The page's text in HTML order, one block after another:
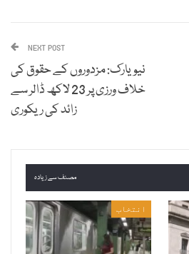
NEXT POST
نیویارک: مزدوروں کے حقوق کی
خلاف ورزی پر 23 لاکھ ڈالر سے
زائد کی ریکوری
مصنف سے زیادہ
انتخاب